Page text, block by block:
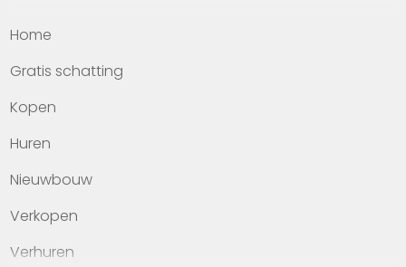
Home
Gratis schatting
Kopen
Huren
Nieuwbouw
Verkopen
Verhuren